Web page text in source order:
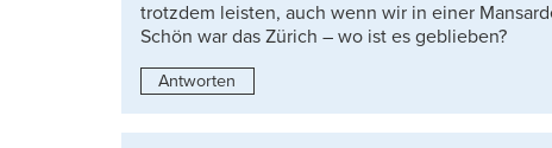
trotzdem leisten, auch wenn wir in einer
Schön war das Zürich – wo ist es geblieben?
Antworten